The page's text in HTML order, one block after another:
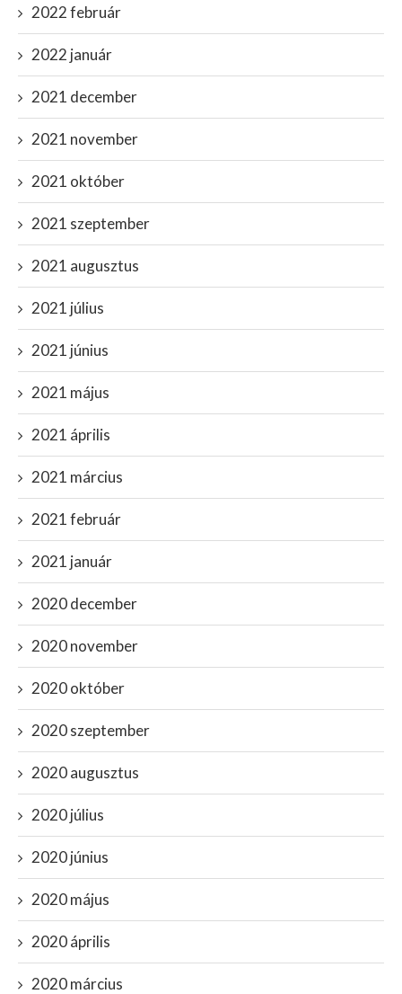
2022 február
2022 január
2021 december
2021 november
2021 október
2021 szeptember
2021 augusztus
2021 július
2021 június
2021 május
2021 április
2021 március
2021 február
2021 január
2020 december
2020 november
2020 október
2020 szeptember
2020 augusztus
2020 július
2020 június
2020 május
2020 április
2020 március